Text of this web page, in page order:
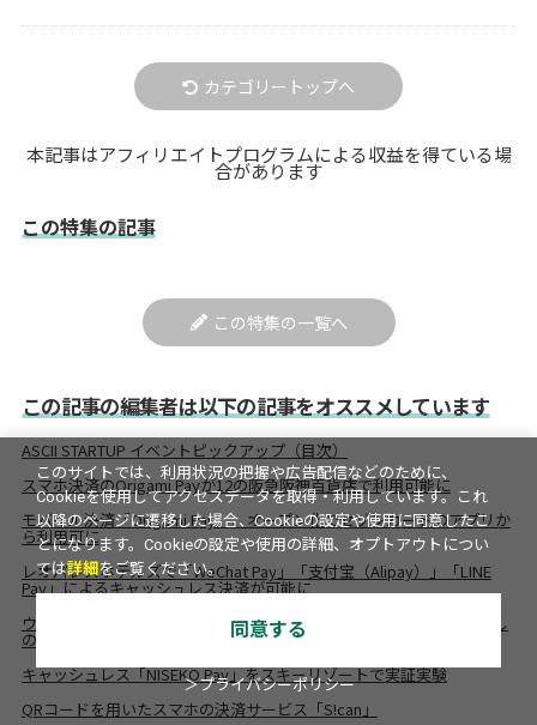
カテゴリートップへ
本記事はアフィリエイトプログラムによる収益を得ている場
合があります
この特集の記事
この特集の一覧へ
この記事の編集者は以下の記事をオススメしています
ASCII STARTUP イベントピックアップ（目次）
スマホ決済のOrigami Payが12の阪急阪神百貨店で利用可能に
モバイル決済「Origami Pay」、オープン化でセゾンカードのアプリか
ら利用可に
レオパレスホテルズで「WeChat Pay」「支付宝（Alipay）」「LINE
Pay」によるキャッシュレス決済が可能に
ウォークスルー決済、Wi-Fi活用の空間認知などおもしろ展示目白押し
のCEATEC JAPAN 2018
キャッシュレス「NISEKO Pay」をスキーリゾートで実証実験
QRコードを用いたスマホの決済サービス「S!can」
このサイトでは、利用状況の把握や広告配信などのために、
Cookieを使用してアクセスデータを取得・利用しています。これ
以降のページに遷移した場合、Cookieの設定や使用に同意したこ
とになります。Cookieの設定や使用の詳細、オプトアウトについ
ては詳細 をご覧ください。
同意する
＞プライバシーポリシー